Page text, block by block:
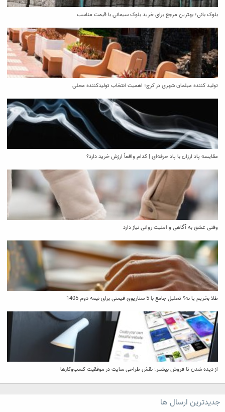
بلوک بانی؛ بهترین مرجع برای خرید بلوک سیمانی با قیمت مناسب
تولید کننده مبلمان شهری در کرج؛ اهمیت انتخاب تولیدکننده محلی
مقایسه پاد ارزان با پاد حرفه‌ای | کدام واقعاً ارزش خرید دارد؟
وقتی عشق به آگاهی و امنیت روانی نیاز دارد
طلا بخریم یا نه؟ تحلیل جامع با 5 سناریوی قیمتی برای نیمه دوم 1405
از دیده شدن تا فروش بیشتر؛ نقش طراحی سایت در موفقیت کسب‌وکارها
جدیدترین ارسال ها